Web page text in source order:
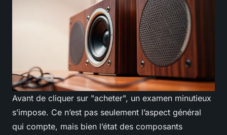
Avant de cliquer sur "acheter", un examen minutieux
s’impose. Ce n’est pas seulement l’aspect général
qui compte, mais bien l’état des composants